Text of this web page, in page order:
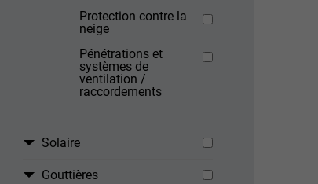
Protection contre la
neige
Pénétrations et
systèmes de
ventilation /
raccordements
Solaire
Gouttières